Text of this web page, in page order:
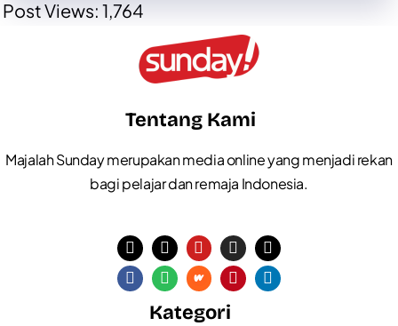
Post Views: 1,764
Tentang Kami
Majalah Sunday merupakan media online yang menjadi rekan
bagi pelajar dan remaja Indonesia.
Kategori